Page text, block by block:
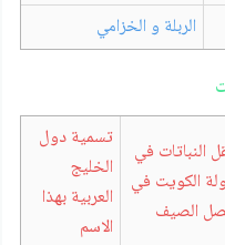
الربلة و الخزامي
النباتات في
الكويت في
الصيف
تسمية دول
الخليج
العربية بهذا
الاسم